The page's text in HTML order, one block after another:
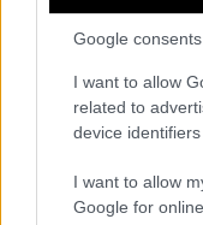
Google consents
I want to allow
related to
device identifiers
I want to allow
Google for
Δημήτρης
πιο
Οι 10+1